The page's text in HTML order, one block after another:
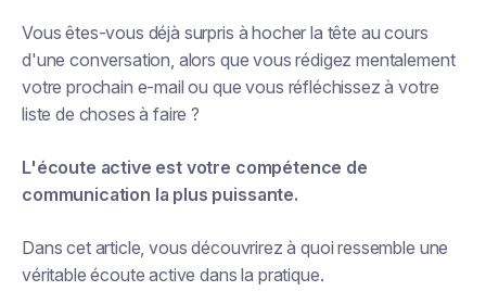
Vous êtes-vous déjà surpris à hocher la tête au cours
d'une conversation, alors que vous rédigez mentalement
votre prochain e-mail ou que vous réfléchissez à votre
liste de choses à faire ?
L'écoute active est votre compétence de
communication la plus puissante.
Dans cet article, vous découvrirez à quoi ressemble une
véritable écoute active dans la pratique.